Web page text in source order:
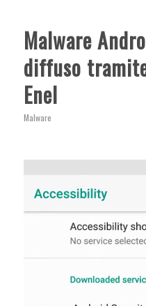
Malware
diffuso
Enel
Malware